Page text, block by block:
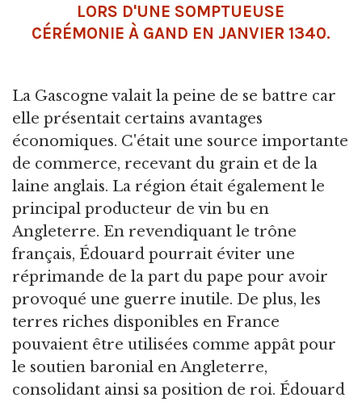
LORS D'UNE SOMPTUEUSE
CÉRÉMONIE À GAND EN JANVIER 1340.
La Gascogne valait la peine de se battre car
elle présentait certains avantages
économiques. C'était une source importante
de commerce, recevant du grain et de la
laine anglais. La région était également le
principal producteur de vin bu en
Angleterre. En revendiquant le trône
français, Édouard pourrait éviter une
réprimande de la part du pape pour avoir
provoqué une guerre inutile. De plus, les
terres riches disponibles en France
pouvaient être utilisées comme appât pour
le soutien baronial en Angleterre,
consolidant ainsi sa position de roi. Édouard